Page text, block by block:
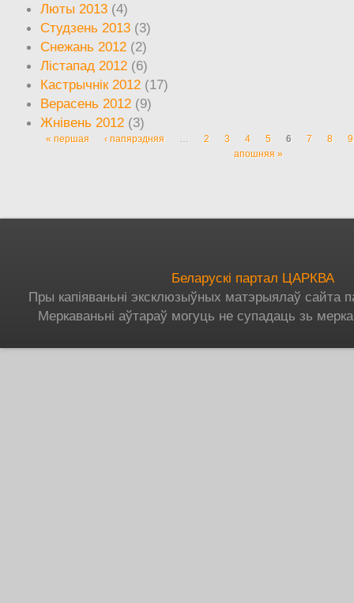
Люты 2013 (4)
Студзень 2013 (3)
Снежань 2012 (2)
Лістапад 2012 (6)
Кастрычнік 2012 (17)
Верасень 2012 (9)
Жнівень 2012 (3)
Старонкі
« першая ‹ папярэдняя … 2 3 4 5 6 7 8
9
апошняя »
Беларускі партал ЦАРКВА
Пры капіяваньні эксклюзыўных матэрыялаў сайта
Меркаваньні аўтараў могуць не супадаць зь